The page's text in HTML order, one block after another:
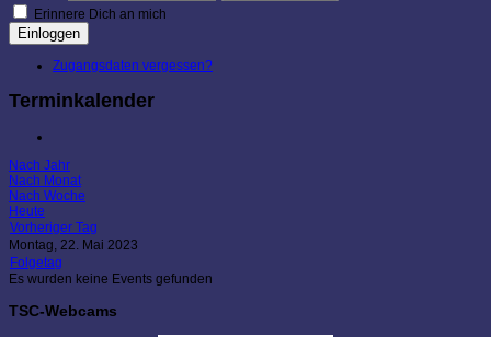
Erinnere Dich an mich
Einloggen
Zugangsdaten vergessen?
Terminkalender
Nach Jahr
Nach Monat
Nach Woche
Heute
Vorheriger Tag
Montag, 22. Mai 2023
Folgetag
Es wurden keine Events gefunden
TSC-Webcams